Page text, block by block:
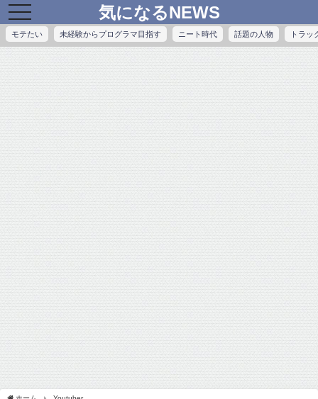
toggle
navigation
気になるNEWS
モテたい 未経験からプログラマ目指す ニート時代 話題の人物 トラッ
ホーム
Youtuber